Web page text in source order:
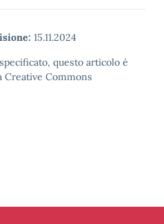
15.11.2024
questo articolo è
Creative Commons